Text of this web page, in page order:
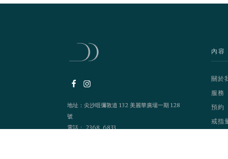
地址：尖沙咀彌敦道 132 美麗華廣場一期 128
號
電話： 2368 6833
內容
關於
服務
預約
戒指